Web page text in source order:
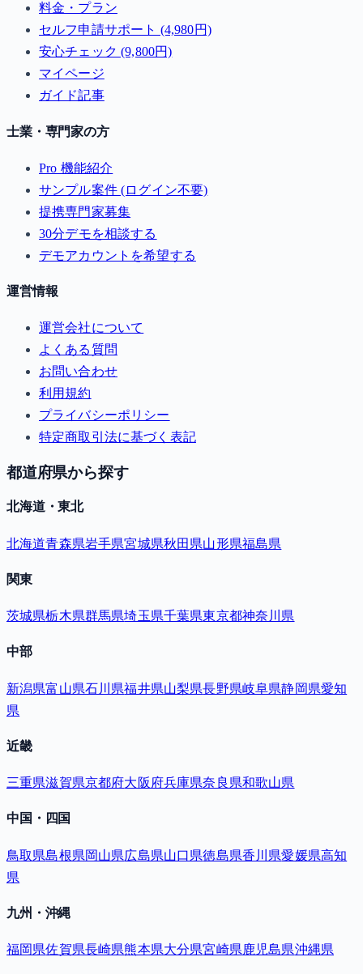
料金・プラン
セルフ申請サポート (4,980円)
安心チェック (9,800円)
マイページ
ガイド記事
士業・専門家の方
Pro 機能紹介
サンプル案件 (ログイン不要)
提携専門家募集
30分デモを相談する
デモアカウントを希望する
運営情報
運営会社について
よくある質問
お問い合わせ
利用規約
プライバシーポリシー
特定商取引法に基づく表記
都道府県から探す
北海道・東北
北海道青森県岩手県宮城県秋田県山形県福島県
関東
茨城県栃木県群馬県埼玉県千葉県東京都神奈川県
中部
新潟県富山県石川県福井県山梨県長野県岐阜県静岡県愛知
県
近畿
三重県滋賀県京都府大阪府兵庫県奈良県和歌山県
中国・四国
鳥取県島根県岡山県広島県山口県徳島県香川県愛媛県高知
県
九州・沖縄
福岡県佐賀県長崎県熊本県大分県宮崎県鹿児島県沖縄県